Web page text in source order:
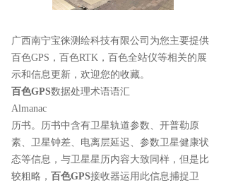
广西南宁宝徕测绘科技有限公司为您主要提供
百色GPS ，百色RTK，百色全站仪等相关的展
示和信息更新，欢迎您的收藏。
百色GPS数据处理术语语汇
Almanac
历书。历书中含有卫星轨道参数、开普勒原
素、卫星钟差、电离层延迟、参数卫星健康状
态等信息，与卫星星历内容大致同样，但是比
较粗略， 百色GPS接收器运用此信息捕捉卫